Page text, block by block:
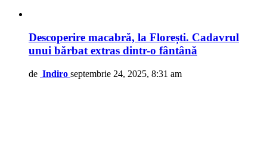
Descoperire macabră, la Florești. Cadavrul
unui bărbat extras dintr-o fântână
de Indiro septembrie 24, 2025, 8:31 am